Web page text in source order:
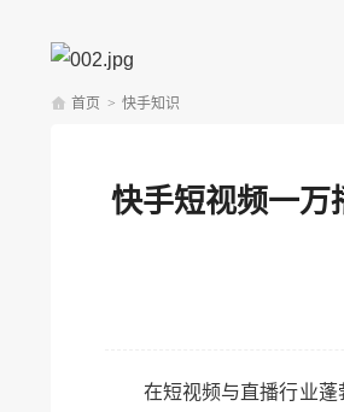
首页 > 快手知识
快手短视频一万
在短视频与直播行业蓬